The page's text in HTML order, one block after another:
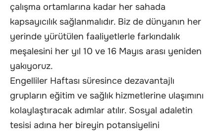
çalışma ortamlarına kadar her sahada
kapsayıcılık sağlanmalıdır. Biz de dünyanın her
yerinde yürütülen faaliyetlerle farkındalık
meşalesini her yıl 10 ve 16 Mayıs arası yeniden
yakıyoruz.
Engelliler Haftası süresince dezavantajlı
grupların eğitim ve sağlık hizmetlerine ulaşımını
kolaylaştıracak adımlar atılır. Sosyal adaletin
tesisi adına her bireyin potansiyelini